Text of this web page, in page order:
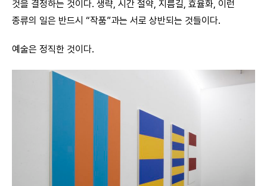
것을 결정하는 것이다. 생략, 시간 절약, 지름길, 효율화, 이런
종류의 일은 반드시 “작품”과는 서로 상반되는 것들이다.
예술은 정직한 것이다.